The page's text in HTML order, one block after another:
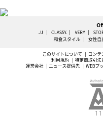
JJ CLASSY. VERY
和食スタイル
女性自
このサイトについて コンテ
利用規約
特定商取引法
運営会社
ニュース提供先 WEBプ